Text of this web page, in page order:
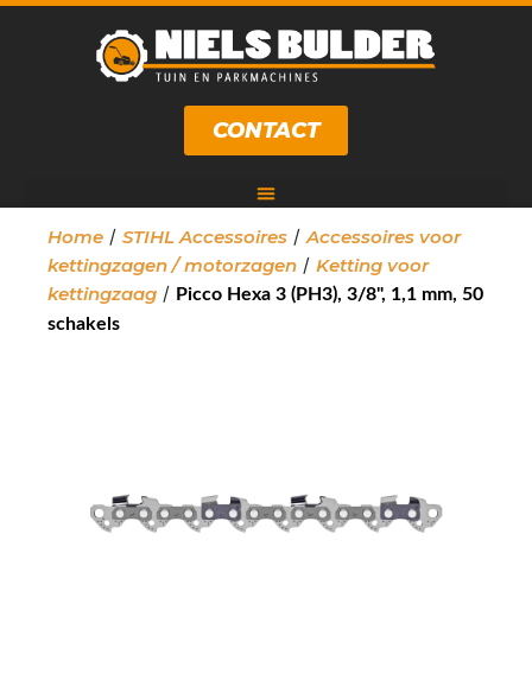
CONTACT
Home / STIHL Accessoires / Accessoires voor
kettingzagen / motorzagen / Ketting voor
kettingzaag / Picco Hexa 3 (PH3), 3/8", 1,1 mm, 50
schakels